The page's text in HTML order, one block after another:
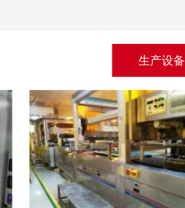
生产设备